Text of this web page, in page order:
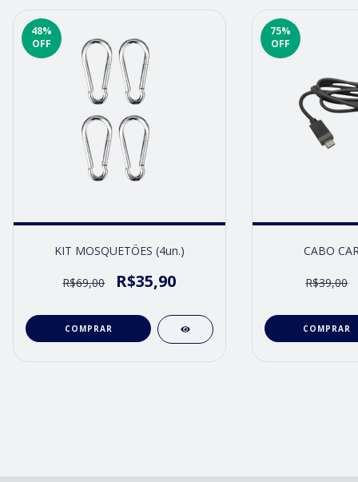
48%
OFF
KIT MOSQUETÕES (4un.)
R$69,00 R$35,90
75%
OFF
CABO
R$39,00